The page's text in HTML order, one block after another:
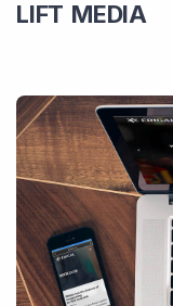
LIFT MEDIA